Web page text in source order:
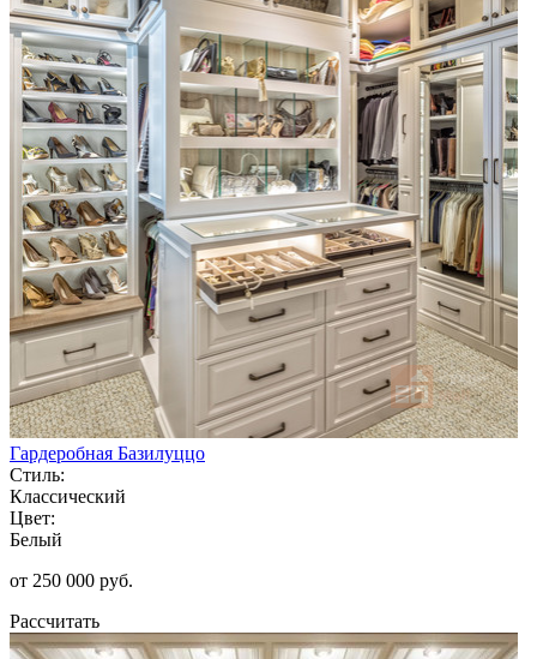
Гардеробная Базилуццо
Стиль:
Классический
Цвет:
Белый
от 250 000 руб.
Рассчитать